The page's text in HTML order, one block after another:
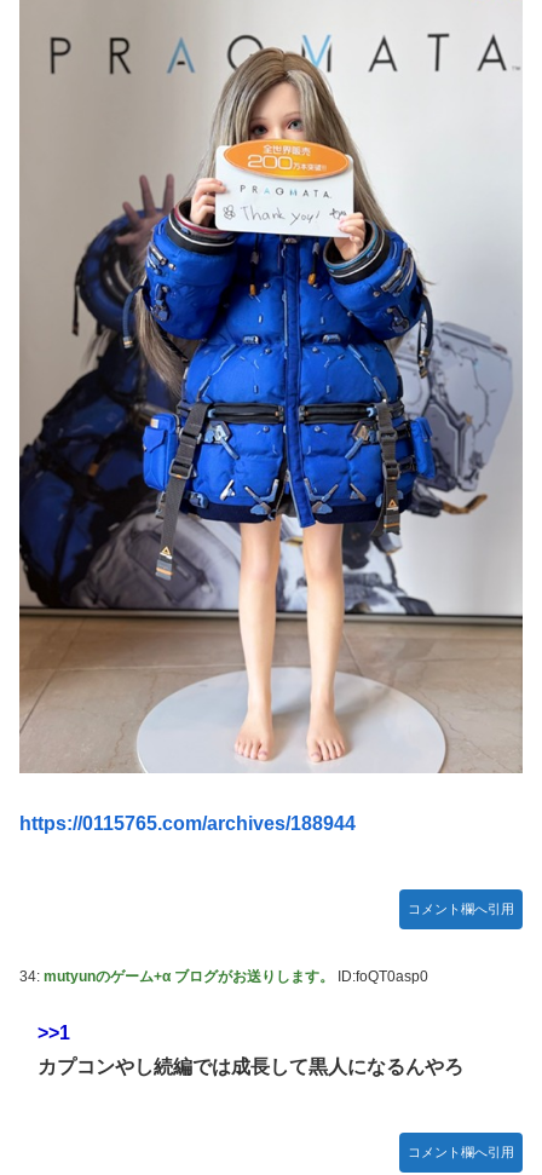
【艦これ】 E3-4のラスダンは航空優勢は取るの？取らない
【デレマス】 紗南「アイドルに似合うポケモン？」
Switch2版『モンハンワイルズ』の動作環境が判明！
連合のモルモット部隊の部隊長になりました 第45話
メトロイドプライム4 新品が2999円に…
【デレマス】 橘ありす「あなたの瞳には」
『ほの暮しの庭』パケ版初週売上、Switch2版「21965本」
Switch版「12458本」
百合子「隣に座る貴女」【ミリマス】
上國料萌衣ちゃん、留学中にマックのバイトに応募するも書
類選考で落とされてしまう
【VTuber】Google Play「選抜！推しナイン発表会」出演
者発表！『にじだけと思ってたけど座長と除夜のケツおるや
んけ』
実証実験都市「ウーブン・シティ」が一般の居住希望者の募
集開始 すでにトヨタ関係者が居住
『ほの暮しの庭』Switch2版 21,965本、Switch版 12,458本
韓国人「どうやら五輪サッカー日韓戦でも審判の接待があっ
た模様…」→「メダル剥奪なのでは…？（ﾌﾞﾙﾌﾞﾙ」＝韓国の
ハロプロ恵体ランキングTOP10
一ノ瀬美空ちゃん、イワシの三枚おろしに挑戦！！！【乃木
じゃなくてダサいズボンなんだよ！
た模様
wwwwwwwwwwwwwwwwwwwwwwwwwwwwwwwwww
wwwwwwwwwwwwwww
https://0115765.com/archives/188944
コメント欄へ引用
34: mutyunのゲーム+α ブログがお送りします。 ID:foQT0asp0
>>1
カプコンやし続編では成長して黒人になるんやろ
コメント欄へ引用